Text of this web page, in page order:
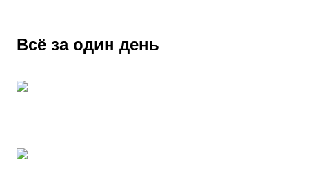
Всё за один день